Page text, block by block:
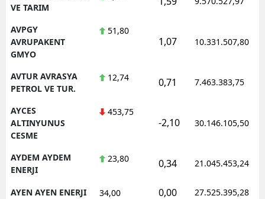
VE TARIM
AVPGY
AVRUPAKENT
GMYO
51,80
1,07 10.331.507,80
AVTUR AVRASYA
PETROL VE TUR.
12,74 0,71 7.463.383,75
AYCES
ALTINYUNUS
CESME
453,75
-2,10 30.146.105,50
AYDEM AYDEM
ENERJI
23,80 0,34 21.045.453,24
AYEN AYEN ENERJI 34,00 0,00 27.525.395,28